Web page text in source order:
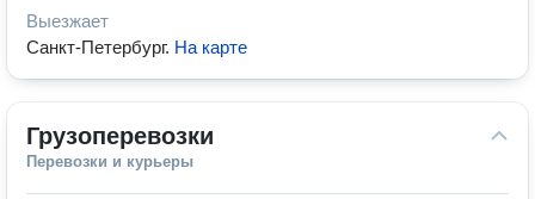
Выезжает
Санкт-Петербург. На карте
Грузоперевозки
Перевозки и курьеры